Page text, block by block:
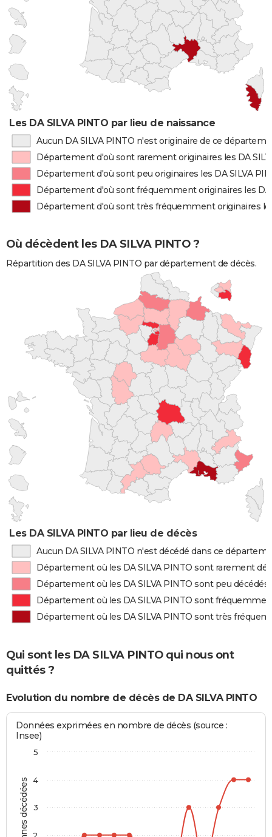
Les DA SILVA PINTO par lieu de naissance
Aucun DA SILVA PINTO n'est originaire de ce
Département d'où sont rarement originaires les DA
Département d'où sont peu originaires les DA SILVA
Département d'où sont fréquemment originaires les DA
Département d'où sont très fréquemment originaires
Où décèdent les DA SILVA PINTO ?
Répartition des DA SILVA PINTO par département de décès.
Les DA SILVA PINTO par lieu de décès
Aucun DA SILVA PINTO n'est décédé dans ce
Département où les DA SILVA PINTO sont rarement
Département où les DA SILVA PINTO sont peu décédés
Département où les DA SILVA PINTO sont
Département où les DA SILVA PINTO sont très
Qui sont les DA SILVA PINTO qui nous ont
quittés ?
Evolution du nombre de décès de DA SILVA PINTO
Données exprimées en nombre de décès (source :
Insee)
3
4
5